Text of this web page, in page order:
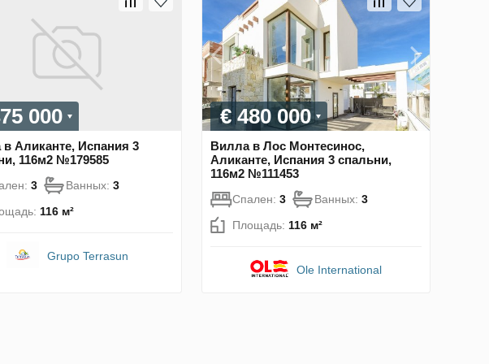
000
Аликанте, Испания 3
116м2 №179585
3 Ванных: 3
116 м²
Grupo Terrasun
€ 480 000
Вилла в Лос Монтесинос,
Аликанте, Испания 3 спальни,
116м2 №111453
Спален: 3 Ванных: 3
Площадь: 116 м²
Ole International